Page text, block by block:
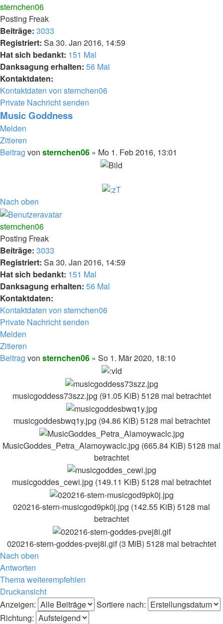
sternchen06
Posting Freak
Beiträge: 3033
Registriert: Sa 30. Jan 2016, 14:59
Hat sich bedankt: 151 Mal
Danksagung erhalten: 56 Mal
Kontaktdaten:
Kontaktdaten von sternchen06
Private Nachricht senden
Music Goddness
Melden
Zitieren
Beitrag von sternchen06 » Mo 1. Feb 2016, 13:01
Nach oben
sternchen06
Posting Freak
Beiträge: 3033
Registriert: Sa 30. Jan 2016, 14:59
Hat sich bedankt: 151 Mal
Danksagung erhalten: 56 Mal
Kontaktdaten:
Kontaktdaten von sternchen06
Private Nachricht senden
Melden
Zitieren
Beitrag von sternchen06 » So 1. Mär 2020, 18:10
musicgoddess73szz.jpg (91.05 KiB) 5128 mal betrachtet
musicgoddesbwq1y.jpg (94.86 KiB) 5128 mal betrachtet
MusicGoddes_Petra_Alamoywaclc.jpg (665.84 KiB) 5128 mal
betrachtet
musicgoddes_cewi.jpg (149.11 KiB) 5128 mal betrachtet
020216-stern-musicgod9pk0j.jpg (142.55 KiB) 5128 mal
betrachtet
020216-stern-goddes-pvej8i.gif (3 MiB) 5128 mal betrachtet
Nach oben
Antworten
Thema weiterempfehlen
Druckansicht
Anzeigen:
Sortiere nach:
Richtung: